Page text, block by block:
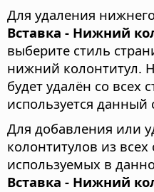
Для удаления
Вставка - Нижний
выберите стиль
нижний колонтитул.
будет удалён со всех
используется данный
Для добавления или
колонтитулов из
используемых в
Вставка - Нижний